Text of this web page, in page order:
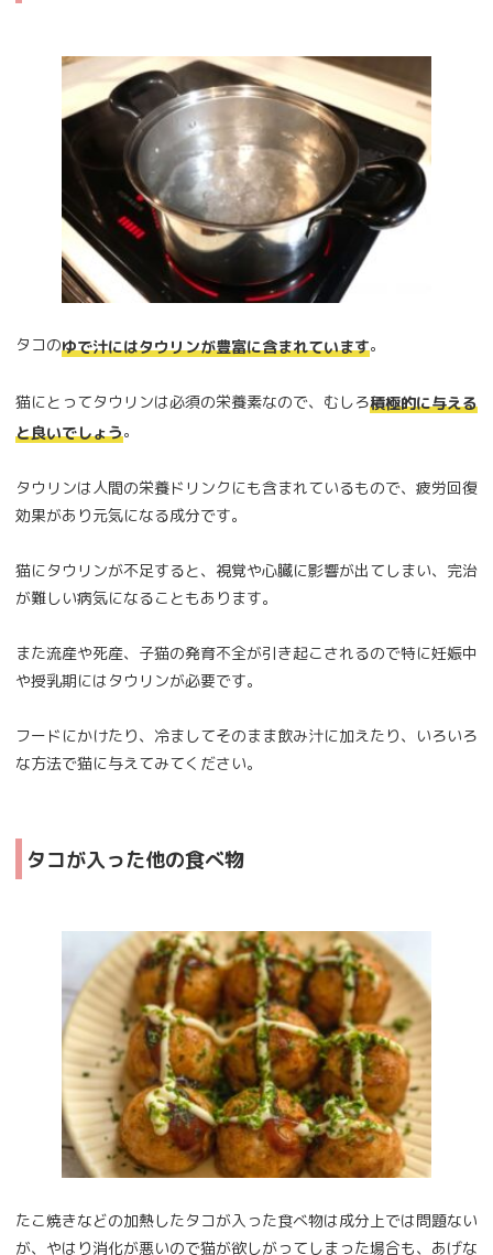
タコのゆで汁にはタウリンが豊富に含まれています。
猫にとってタウリンは必須の栄養素なので、むしろ積極的に与える
と良いでしょう。
タウリンは人間の栄養ドリンクにも含まれているもので、疲労回復
効果があり元気になる成分です。
猫にタウリンが不足すると、視覚や心臓に影響が出てしまい、完治
が難しい病気になることもあります。
また流産や死産、子猫の発育不全が引き起こされるので特に妊娠中
や授乳期にはタウリンが必要です。
フードにかけたり、冷ましてそのまま飲み汁に加えたり、いろいろ
な方法で猫に与えてみてください。
タコが入った他の食べ物
たこ焼きなどの加熱したタコが入った食べ物は成分上では問題ない
が、やはり消化が悪いので猫が欲しがってしまった場合も、あげな